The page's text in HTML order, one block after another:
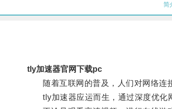
简
tly加速器官网下载pc
随着互联网的普及，人们对网络连接
tly加速器应运而生，通过深度优化